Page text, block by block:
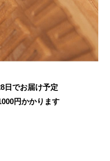
日でお届け予定
円かかります